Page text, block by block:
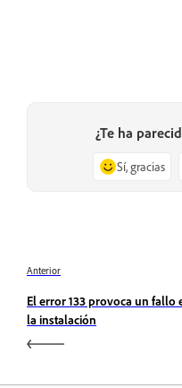
¿Te ha
Sí, gracias
Anterior
El error 133 provoca un fallo
la instalación